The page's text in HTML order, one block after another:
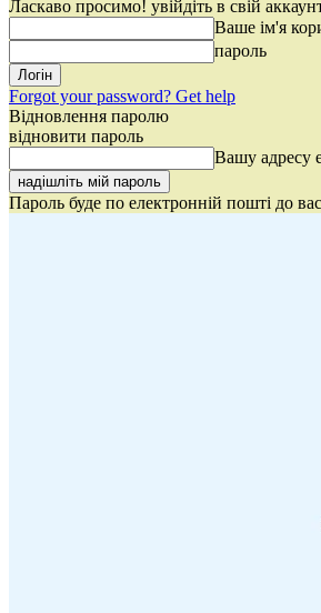
Ласкаво просимо! увійдіть в свій
Ваше ім'я
пароль
Forgot your password? Get help
Відновлення паролю
відновити пароль
Вашу адресу
Пароль буде по електронній пошті до